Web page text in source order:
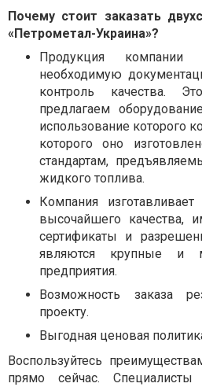
Почему стоит заказать
«Петрометал-Украина»?
Продукция
необходимую
контроль качества.
предлагаем
использование которого
которого оно
стандартам,
жидкого топлива.
Компания
высочайшего качества,
сертификаты и
являются крупные и
предприятия.
Возможность заказа
проекту.
Выгодная ценовая
Воспользуйтесь
прямо сейчас. Специалисты